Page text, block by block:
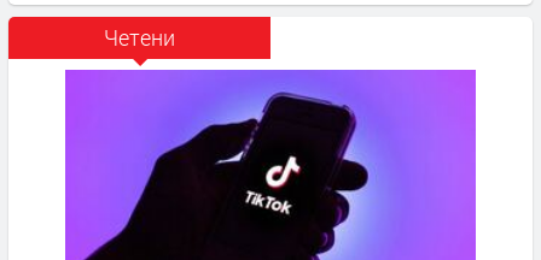
Четени